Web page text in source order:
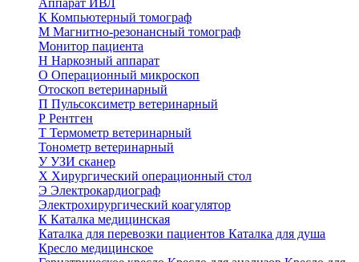
Аппарат ИВЛ
К Компьютерный томограф
М Магнитно-резонансный томограф
Монитор пациента
Н Наркозный аппарат
О Операционный микроскоп
Отоскоп ветеринарный
П Пульсоксиметр ветеринарный
Р Рентген
Т Термометр ветеринарный
Тонометр ветеринарный
УУЗИ сканер
Х Хирургический операционный стол
Э Электрокардиограф
Электрохирургический коагулятор
К Каталка медицинская
Каталка для перевозки пациентов Каталка для душа
Кресло медицинское